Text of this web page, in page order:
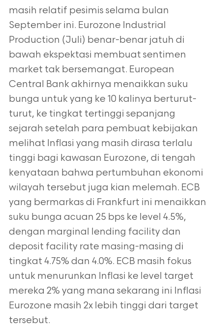
masih relatif pesimis selama bulan
September ini. Eurozone Industrial
Production (Juli) benar-benar jatuh di
bawah ekspektasi membuat sentimen
market tak bersemangat. European
Central Bank akhirnya menaikkan suku
bunga untuk yang ke 10 kalinya berturut-
turut, ke tingkat tertinggi sepanjang
sejarah setelah para pembuat kebijakan
melihat Inflasi yang masih dirasa terlalu
tinggi bagi kawasan Eurozone, di tengah
kenyataan bahwa pertumbuhan ekonomi
wilayah tersebut juga kian melemah. ECB
yang bermarkas di Frankfurt ini menaikkan
suku bunga acuan 25 bps ke level 4.5%,
dengan marginal lending facility dan
deposit facility rate masing-masing di
tingkat 4.75% dan 4.0%. ECB masih fokus
untuk menurunkan Inflasi ke level target
mereka 2% yang mana sekarang ini Inflasi
Eurozone masih 2x lebih tinggi dari target
tersebut.